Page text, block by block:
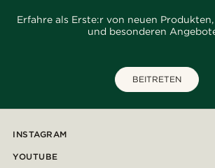
Erfahre als Erste:r von neuen
und besonderen
BEITRETEN
INSTAGRAM
YOUTUBE